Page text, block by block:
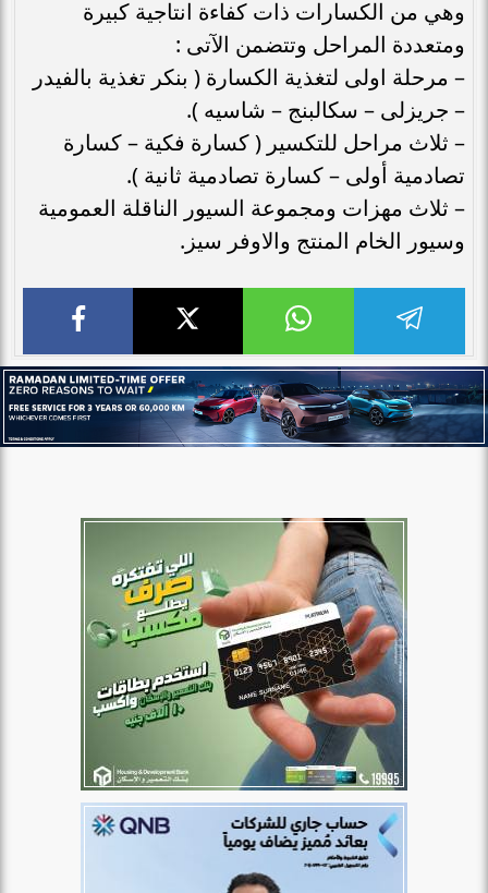
وهي من الكسارات ذات كفاءة انتاجية كبيرة
ومتعددة المراحل وتتضمن الآتى :
– مرحلة اولى لتغذية الكسارة ( بنكر تغذية بالفيدر
– جريزلى – سكالبنج – شاسيه ).
– ثلاث مراحل للتكسير ( كسارة فكية – كسارة
تصادمية أولى – كسارة تصادمية ثانية ).
– ثلاث مهزات ومجموعة السيور الناقلة العمومية
وسيور الخام المنتج والاوفر سيز.